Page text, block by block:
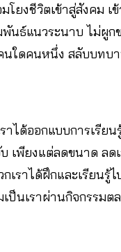
มโยงชีวิตเข้าสู่สังคม
นธ์แนวระนาบ ไม่ผูก
นใดคนหนึ่ง สลับบทบ
าได้ออกแบบการเรีย
เพียงแต่ลดขนาด ลด
เราได้ฝึกและเรียนรู้
ป็นเราผ่านกิจกรรมต